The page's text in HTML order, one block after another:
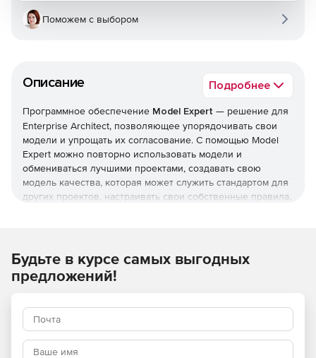
Описание Подробнее
Программное обеспечение Model Expert — решение для
Enterprise Architect, позволяющее упорядочивать свои
модели и упрощать их согласование. С помощью Model
Expert можно повторно использовать модели и
обмениваться лучшими проектами, создавать свою
модель качества, которая может служить стандартом для
других проектов, настраивать свои собственные правила,
этого надо: выбрать из встроенной библиотеки или
создать свой собственный стандарт, выбрать тип
действия и обратную связь. В ходе проверки
проблемные участки модели будут выделены цветом, а
также будет указано количество критичных элементов.
Применить исправления можно непосредственно на
Поможем с выбором
Будьте в курсе самых выгодных
предложений!